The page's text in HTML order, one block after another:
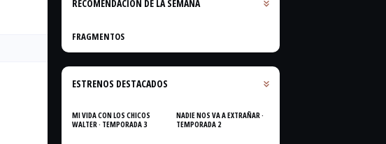
RECOMENDACIÓN DE LA SEMANA
FRAGMENTOS
ESTRENOS DESTACADOS
MI VIDA CON LOS CHICOS
WALTER · TEMPORADA 3
NADIE NOS VA A EXTRAÑAR ·
TEMPORADA 2